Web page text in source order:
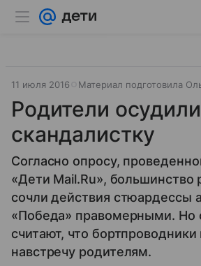
11 июля 2016 Материал подготовила
Родители
скандалистку
Согласно опросу,
«Дети Mail.Ru», большинство
сочли действия стюардессы
«Победа» правомерными. Но
считают, что
навстречу родителям.